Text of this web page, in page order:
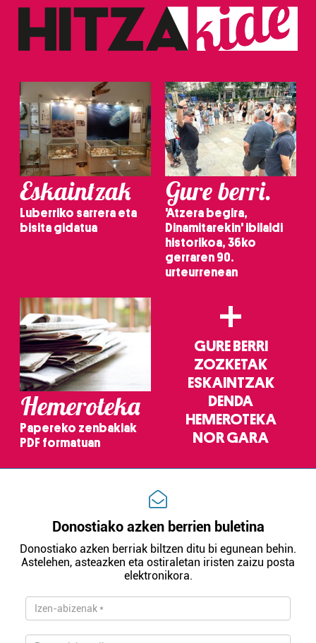
Eskaintzak
Luberriko sarrera eta
bisita gidatua
Gure berri.
'Atzera begira,
Dinamitarekin' ibilaldi
historikoa, 36ko
gerraren 90.
urteurrenean
Hemeroteka
Papereko zenbakiak
PDF formatuan
+
GURE BERRI
ZOZKETAK
ESKAINTZAK
DENDA
HEMEROTEKA
NOR GARA
Donostiako azken berrien buletina
Donostiako azken berriak biltzen ditu bi egunean behin.
Astelehen, asteazken eta ostiraletan iristen zaizu posta
elektronikora.